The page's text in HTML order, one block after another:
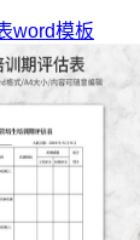
word模板